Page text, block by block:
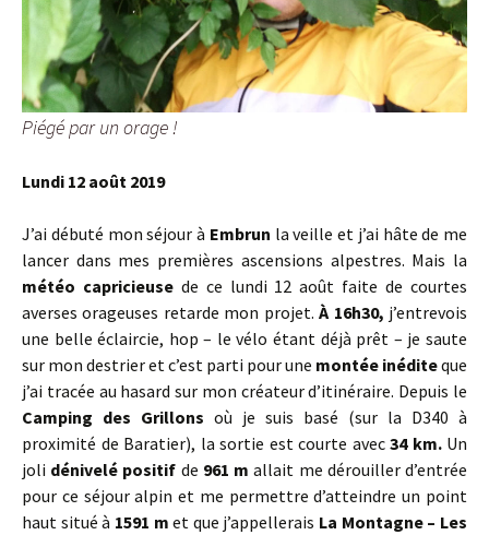
Piégé par un orage !
Lundi 12 août 2019
J’ai débuté mon séjour à Embrun la veille et j’ai hâte de me
lancer dans mes premières ascensions alpestres. Mais la
météo capricieusede ce lundi 12 août faite de courtes
averses orageuses retarde mon projet.À 16h30, j’entrevois
une belle éclaircie, hop – le vélo étant déjà prêt – je saute
sur mon destrier et c’est parti pour une montée inéditeque
j’ai tracée au hasard sur mon créateur d’itinéraire. Depuis le
Camping des Grillons où je suis basé (sur la D340 à
proximité de Baratier), la sortie est courte avec 34 km.Un
joli dénivelé positif de 961 m allait me dérouiller d’entrée
pour ce séjour alpin et me permettre d’atteindre un point
haut situé à 1591 m et que j’appellerais La Montagne – Les